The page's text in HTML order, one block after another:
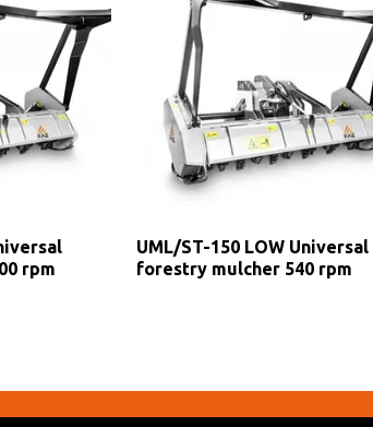
rpm
UML/ST-150 LOW Universal
forestry mulcher 540 rpm